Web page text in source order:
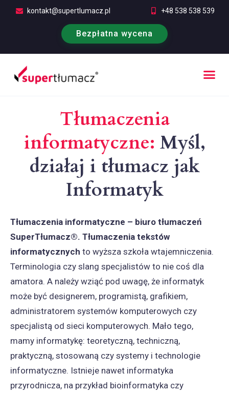
kontakt@supertlumacz.pl +48 538 538 539
Bezpłatna wycena
Tłumaczenia
informatyczne: Myśl,
działaj i tłumacz jak
Informatyk
Tłumaczenia informatyczne – biuro tłumaczeń
SuperTłumacz®. Tłumaczenia tekstów
informatycznych to wyższa szkoła wtajemniczenia.
Terminologia czy slang specjalistów to nie coś dla
amatora. A należy wziąć pod uwagę, że informatyk
może być designerem, programistą, grafikiem,
administratorem systemów komputerowych czy
specjalistą od sieci komputerowych. Mało tego,
mamy informatykę: teoretyczną, techniczną,
praktyczną, stosowaną czy systemy i technologie
informatyczne. Istnieje nawet informatyka
przyrodnicza, na przykład bioinformatyka czy